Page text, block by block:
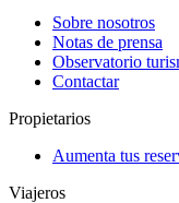
Sobre nosotros
Notas de prensa
Observatorio
Contactar
Propietarios
Aumenta tus
Viajeros